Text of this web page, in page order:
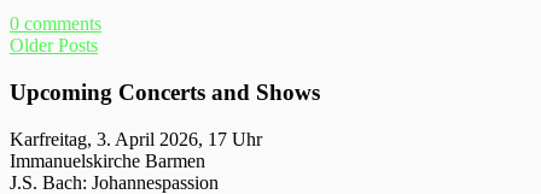
0 comments
Older Posts
Upcoming Concerts and Shows
Karfreitag, 3. April 2026, 17 Uhr
Immanuelskirche Barmen
J.S. Bach: Johannespassion